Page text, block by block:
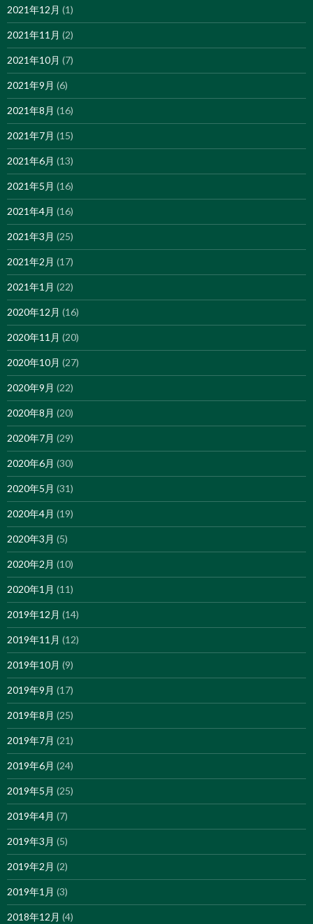
2021年12月 (1)
2021年11月 (2)
2021年10月 (7)
2021年9月 (6)
2021年8月 (16)
2021年7月 (15)
2021年6月 (13)
2021年5月 (16)
2021年4月 (16)
2021年3月 (25)
2021年2月 (17)
2021年1月 (22)
2020年12月 (16)
2020年11月 (20)
2020年10月 (27)
2020年9月 (22)
2020年8月 (20)
2020年7月 (29)
2020年6月 (30)
2020年5月 (31)
2020年4月 (19)
2020年3月 (5)
2020年2月 (10)
2020年1月 (11)
2019年12月 (14)
2019年11月 (12)
2019年10月 (9)
2019年9月 (17)
2019年8月 (25)
2019年7月 (21)
2019年6月 (24)
2019年5月 (25)
2019年4月 (7)
2019年3月 (5)
2019年2月 (2)
2019年1月 (3)
2018年12月 (4)